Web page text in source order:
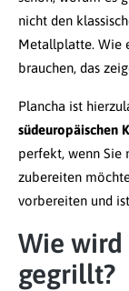
nicht den
Metallplatte. Wie
brauchen, das
Plancha ist
südeuropäischen
perfekt, wenn Sie
zubereiten
vorbereiten und
Wie
gegrillt?